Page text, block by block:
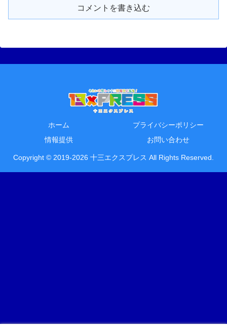
コメントを書き込む
ホーム
プライバシーポリシー
情報提供
お問い合わせ
Copyright © 2019-2026 十三エクスプレス All Rights Reserved.